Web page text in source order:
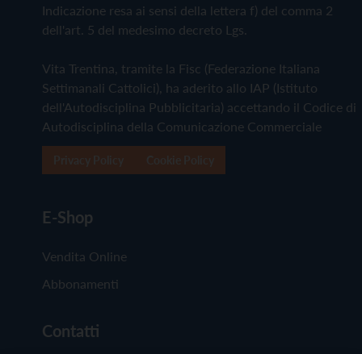
Indicazione resa ai sensi della lettera f) del comma 2
dell'art. 5 del medesimo decreto Lgs.
Vita Trentina, tramite la Fisc (Federazione Italiana
Settimanali Cattolici), ha aderito allo IAP (Istituto
dell'Autodisciplina Pubblicitaria) accettando il Codice di
Autodisciplina della Comunicazione Commerciale
E-Shop
Vendita Online
Abbonamenti
Contatti